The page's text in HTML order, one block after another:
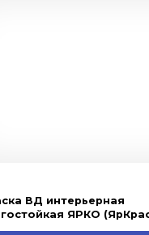
ВД интерьерная
ЯРКО